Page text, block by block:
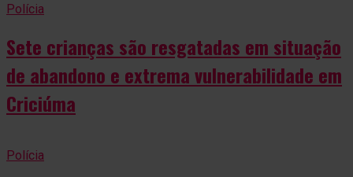
Polícia
Sete crianças são resgatadas em situação
de abandono e extrema vulnerabilidade em
Criciúma
Polícia